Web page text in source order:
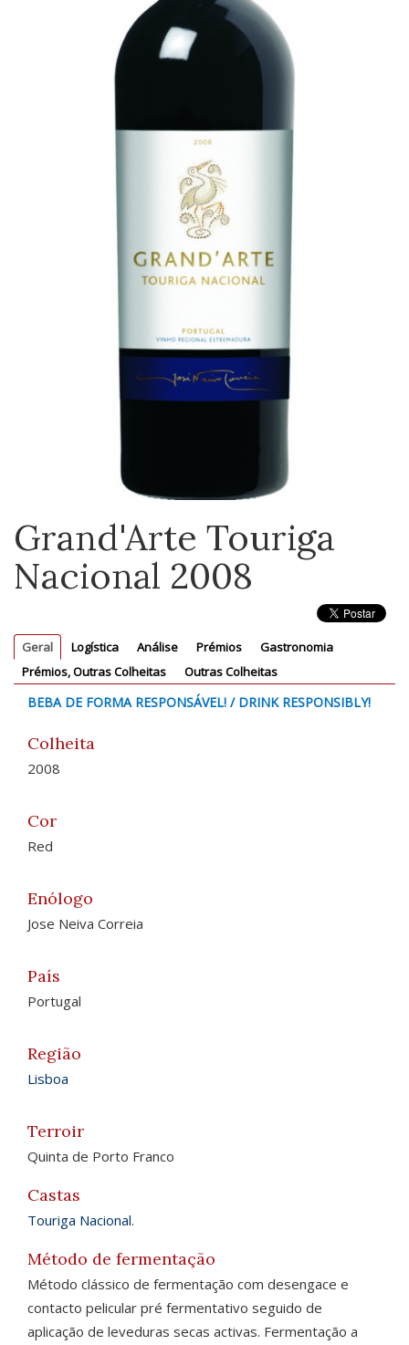
Grand'Arte Touriga
Nacional 2008
Geral Logística Análise Prémios
Gastronomia
Prémios, Outras Colheitas
Outras Colheitas
BEBA DE FORMA RESPONSÁVEL! / DRINK RESPONSIBLY!
Colheita
2008
Cor
Red
Enólogo
Jose Neiva Correia
País
Portugal
Região
Lisboa
Terroir
Quinta de Porto Franco
Castas
Touriga Nacional.
Método de fermentação
Método clássico de fermentação com desengace e
contacto pelicular pré fermentativo seguido de
aplicação de leveduras secas activas. Fermentação a